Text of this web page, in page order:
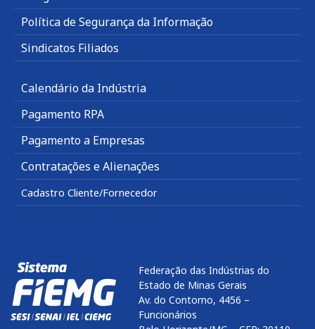
Política de Segurança da Informação
Sindicatos Filiados
Calendário da Indústria
Pagamento RPA
Pagamento a Empresas
Contratações e Alienações
Cadastro Cliente/Fornecedor
Federação das Indústrias do
Estado de Minas Gerais
Av. do Contorno, 4456 –
Funcionários